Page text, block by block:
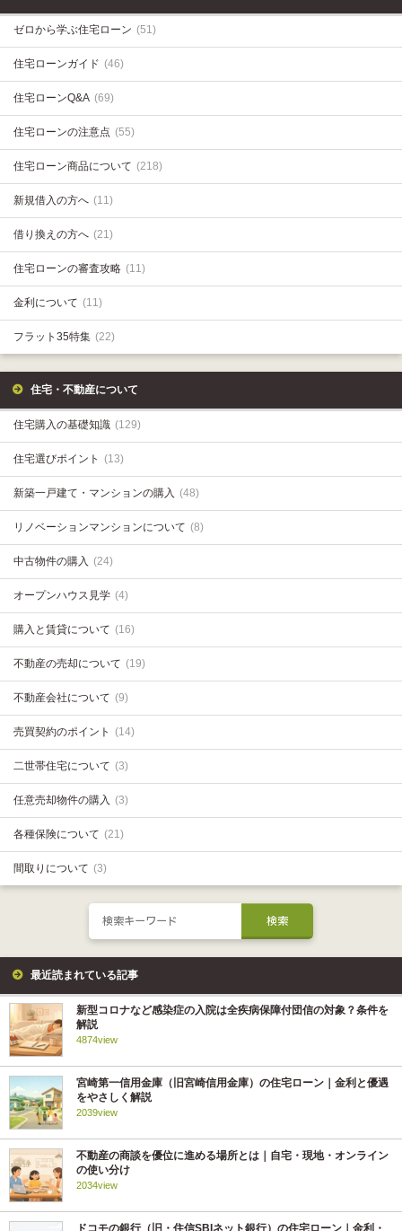
ゼロから学ぶ住宅ローン (51)
住宅ローンガイド (46)
住宅ローンQ&A (69)
住宅ローンの注意点 (55)
住宅ローン商品について (218)
新規借入の方へ (11)
借り換えの方へ (21)
住宅ローンの審査攻略 (11)
金利について (11)
フラット35特集 (22)
住宅・不動産について
住宅購入の基礎知識 (129)
住宅選びポイント (13)
新築一戸建て・マンションの購入 (48)
リノベーションマンションについて (8)
中古物件の購入 (24)
オープンハウス見学 (4)
購入と賃貸について (16)
不動産の売却について (19)
不動産会社について (9)
売買契約のポイント (14)
二世帯住宅について (3)
任意売却物件の購入 (3)
各種保険について (21)
間取りについて (3)
最近読まれている記事
新型コロナなど感染症の入院は全疾病保障付団信の対象？条件を
解説
4874view
宮崎第一信用金庫（旧宮崎信用金庫）の住宅ローン｜金利と優遇
をやさしく解説
2039view
不動産の商談を優位に進める場所とは｜自宅・現地・オンライン
の使い分け
2034view
ドコモの銀行（旧・住信SBIネット銀行）の住宅ローン｜金利・